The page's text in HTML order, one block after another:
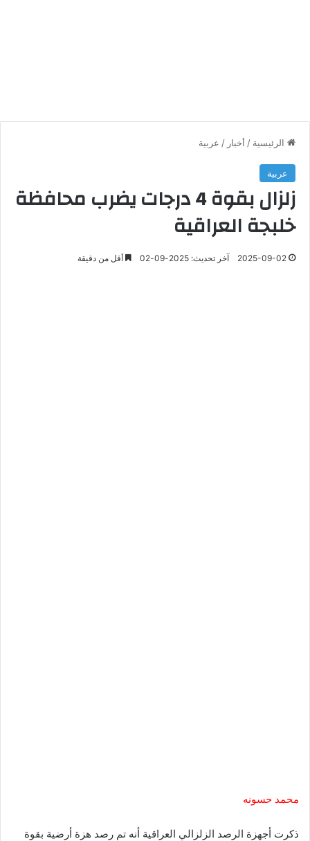
الرئيسية / أخبار / عربية
عربية
زلزال بقوة 4 درجات يضرب محافظة
خلبجة العراقية
2025-09-02 آخر تحديث: 2025-09-02 أقل من دقيقة
محمد حسونه
ذكرت أجهزة الرصد الزلزالي العراقية أنه تم رصد هزة أرضية بقوة